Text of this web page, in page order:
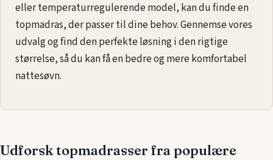
eller temperaturregulerende model, kan du finde en
topmadras, der passer til dine behov. Gennemse vores
udvalg og find den perfekte løsning i den rigtige
størrelse, så du kan få en bedre og mere komfortabel
nattesøvn.
Udforsk topmadrasser fra populære